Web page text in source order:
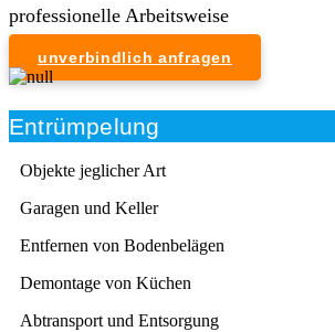
professionelle Arbeitsweise
unverbindlich anfragen
Entrümpelung
Objekte jeglicher Art
Garagen und Keller
Entfernen von Bodenbelägen
Demontage von Küchen
Abtransport und Entsorgung